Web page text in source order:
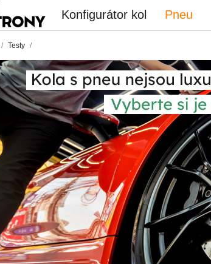
Pneu
Konfigurátor kol
/ Testy /